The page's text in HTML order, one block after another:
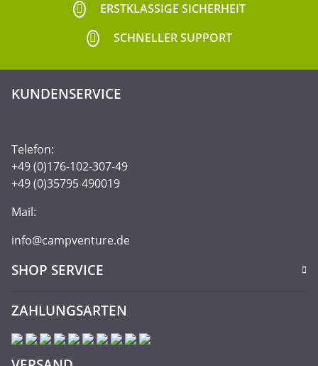
ERSTKLASSIGE SICHERHEIT
SCHNELLER SUPPORT
KUNDENSERVICE
Telefon:
+49 (0)176-102-307-49
+49 (0)35795 490019
Mail:
info@campventure.de
SHOP SERVICE
ZAHLUNGSARTEN